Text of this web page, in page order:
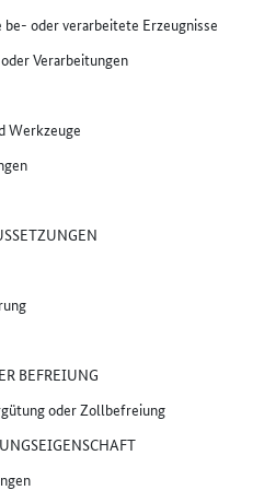
oder verarbeitete Erzeugnisse
Verarbeitungen
Werkzeuge
BEFREIUNG
oder Zollbefreiung